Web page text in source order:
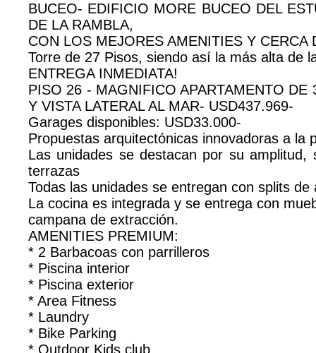
BUCEO- EDIFICIO MORE BUCEO DEL
DE LA RAMBLA,
CON LOS MEJORES AMENITIES Y
Torre de 27 Pisos, siendo así la más alta de
ENTREGA INMEDIATA!
PISO 26 - MAGNIFICO APARTAMENTO
Y VISTA LATERAL AL MAR- USD437.969-
Garages disponibles: USD33.000-
Propuestas arquitectónicas innovadoras a la
Las unidades se destacan por su amplitud,
terrazas
Todas las unidades se entregan con splits
La cocina es integrada y se entrega con
campana de extracción.
AMENITIES PREMIUM:
* 2 Barbacoas con parrilleros
* Piscina interior
* Piscina exterior
* Area Fitness
* Laundry
* Bike Parking
* Outdoor Kids club